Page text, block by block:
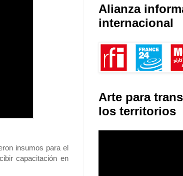
insumos para el
capacitación en
Alianza
internacional
Arte para
los territorios